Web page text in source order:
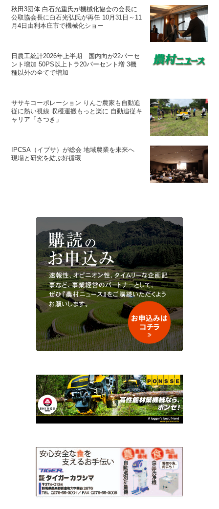
秋田3団体 白石光重氏が機械化協会の会長に
公取協会長に白石光弘氏が再任 10月31日～11
月4日由利本庄市で機械化ショー
日農工統計2026年上半期 国内向が22パーセ
ント増加 50PS以上トラ20パーセント増 3機
種以外の全てで増加
ササキコーポレーション りんご農家も自動追
従に熱い視線 収穫運搬もっと楽に 自動追従キ
ャリア「さつき」
IPCSA（イプサ）が総会 地域農業を未来へ
現場と研究を結ぶ好循環